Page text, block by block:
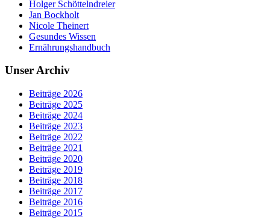
Holger Schöttelndreier
Jan Bockholt
Nicole Theinert
Gesundes Wissen
Ernährungshandbuch
Unser Archiv
Beiträge 2026
Beiträge 2025
Beiträge 2024
Beiträge 2023
Beiträge 2022
Beiträge 2021
Beiträge 2020
Beiträge 2019
Beiträge 2018
Beiträge 2017
Beiträge 2016
Beiträge 2015